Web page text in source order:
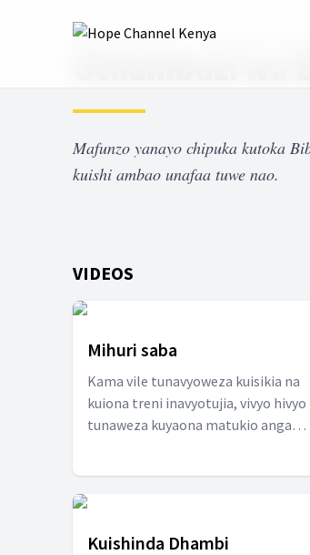
Home Shows Uchambuzi wa
Mafunzo yanayo chipuka kutoka
kuishi ambao unafaa tuwe nao.
VIDEOS
Mihuri saba
Kama vile tunavyoweza kuisikia na
kuiona treni inavyotujia, vivyo hivyo
tunaweza kuyaona matukio angani
Kuishinda Dhambi